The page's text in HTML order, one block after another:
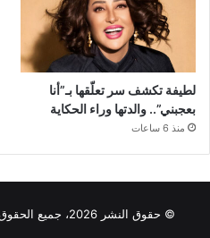
لطيفة تكشف سر تعلّقها بـ”أنا
بعجبني”.. والدتها وراء الحكاية
منذ 6 ساعات
© حقوق النشر 2026، جميع الحقوق محفوظة |